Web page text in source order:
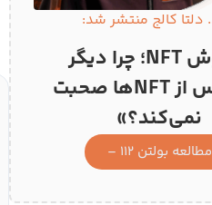
خاموش NFT؛ چرا دیگر
هیچ‌کس از NFTها صحبت
نمی‌کند؟»
مطالعه بولتن 112 –